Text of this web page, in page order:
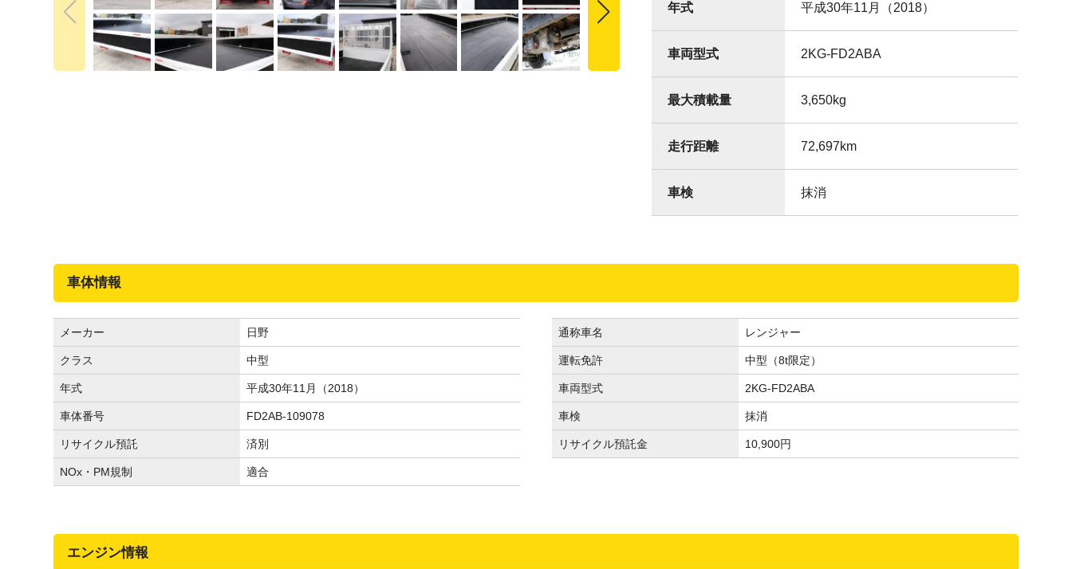
年式 平成30年11月（2018）
車両型式 2KG-FD2ABA
最大積載量 3,650kg
走行距離 72,697km
車検 抹消
車体情報
メーカー 日野 通称車名 レンジャー
クラス 中型 運転免許 中型（8t限定）
年式 平成30年11月（2018） 車両型式 2KG-FD2ABA
車体番号 FD2AB-109078 車検 抹消
リサイクル預託 済別 リサイクル預託金 10,900円
NOx・PM規制 適合
エンジン情報